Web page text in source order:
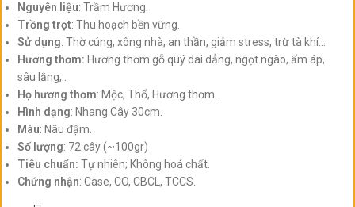
Nguyên liệu: Trầm Hương.
Trồng trọt: Thu hoạch bền vững.
Sử dụng: Thờ cúng, xông nhà, an thần, giảm stress, trừ tà khí...
Hương thơm: Hương thơm gỗ quý dai dẳng, ngọt ngào, ấm áp,
sâu lắng,..
Họ hương thơm: Mộc, Thổ, Hương thơm..
Hình dạng: Nhang Cây 30cm.
Màu: Nâu đậm.
Số lượng: 72 cây (~100gr)
Tiêu chuẩn: Tự nhiên; Không hoá chất.
Chứng nhận: Case, CO, CBCL, TCCS.